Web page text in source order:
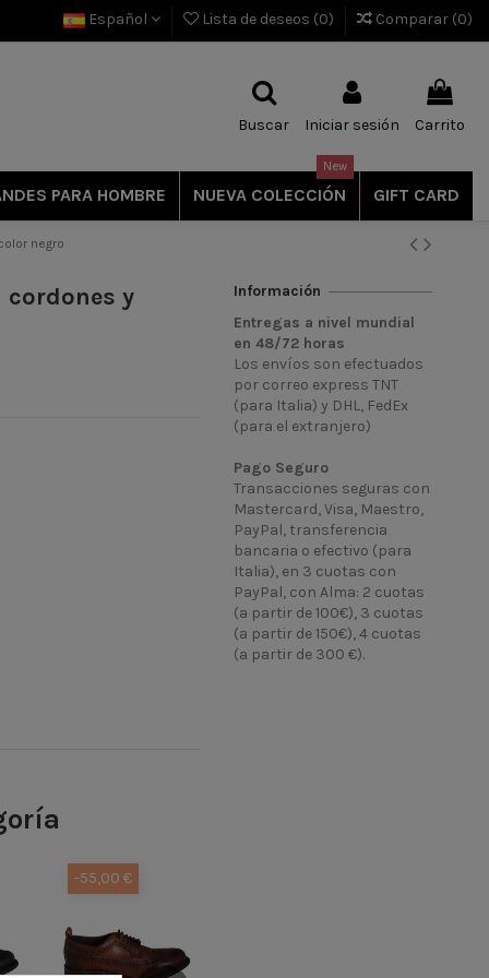
Español Lista de deseos (0) Comparar (0)
Buscar Iniciar sesión Carrito
PARA HOMBRE NUEVA COLECCIÓN
New
GIFT CARD
negro
cordones y
-55,00 €
Información
Entregas a nivel mundial
en48/72 horas
Los envíos son efectuados
por correo express TNT
(para Italia) y DHL, FedEx
(para el extranjero)
Pago Seguro
Transacciones seguras con
Mastercard, Visa, Maestro,
PayPal, transferencia
bancaria o efectivo (para
Italia), en 3 cuotas con
PayPal, con Alma: 2 cuotas
(a partir de 100€), 3 cuotas
(a partir de 150€), 4 cuotas
(a partir de 300 €).